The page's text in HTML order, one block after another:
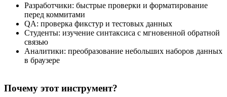
Разработчики: быстрые проверки и форматирование
перед коммитами
QA: проверка фикстур и тестовых данных
Студенты: изучение синтаксиса с мгновенной обратной
связью
Аналитики: преобразование небольших наборов данных
в браузере
Почему этот инструмент?